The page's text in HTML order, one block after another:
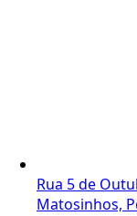
Rua 5 de
Matosinhos,